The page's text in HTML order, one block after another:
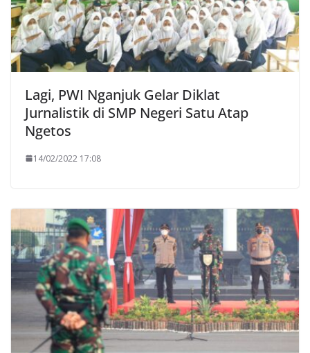
Lagi, PWI Nganjuk Gelar Diklat
Jurnalistik di SMP Negeri Satu Atap
Ngetos
14/02/2022 17:08